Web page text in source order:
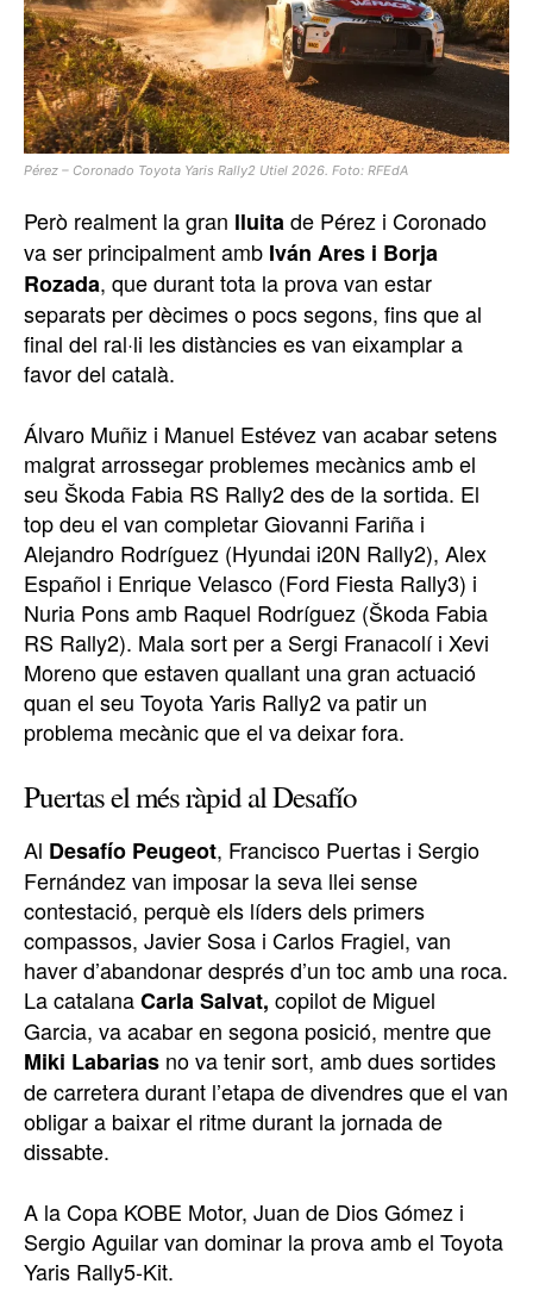
Pérez – Coronado Toyota Yaris Rally2 Utiel 2026. Foto: RFEdA
Però realment la gran lluitade Pérez i Coronado
va ser principalment amb Iván Ares i Borja
Rozada, que durant tota la prova van estar
separats per dècimes o pocs segons, fins que al
final del ral·li les distàncies es van eixamplar a
favor del català.
Álvaro Muñiz i Manuel Estévez van acabar setens
malgrat arrossegar problemes mecànics amb el
seu Škoda Fabia RS Rally2 des de la sortida. El
top deu el van completar Giovanni Fariña i
Alejandro Rodríguez (Hyundai i20N Rally2), Alex
Español i Enrique Velasco (Ford Fiesta Rally3) i
Nuria Pons amb Raquel Rodríguez (Škoda Fabia
RS Rally2). Mala sort per a Sergi Franacolí i Xevi
Moreno que estaven quallant una gran actuació
quan el seu Toyota Yaris Rally2 va patir un
problema mecànic que el va deixar fora.
Puertas el més ràpid al Desafío
Al Desafío Peugeot, Francisco Puertas i Sergio
Fernández van imposar la seva llei sense
contestació, perquè els líders dels primers
compassos, Javier Sosa i Carlos Fragiel, van
haver d’abandonar després d’un toc amb una roca.
La catalanaCarla Salvat, copilot de Miguel
Garcia, va acabar en segona posició, mentre que
Miki Labarias no va tenir sort, amb dues sortides
de carretera durant l’etapa de divendres que el van
obligar a baixar el ritme durant la jornada de
dissabte.
A la Copa KOBE Motor, Juan de Dios Gómez i
Sergio Aguilar van dominar la prova amb el Toyota
Yaris Rally5-Kit.